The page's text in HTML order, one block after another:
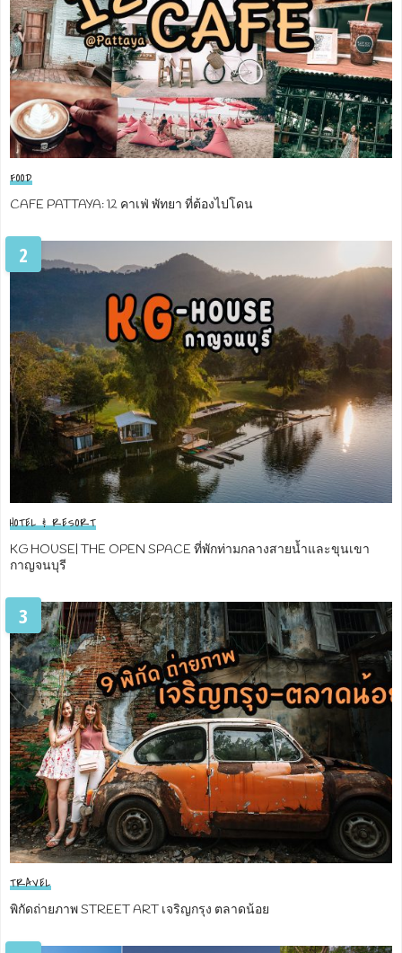
FOOD
CAFE PATTAYA: 12 คาเฟ่ พัทยา ที่ต้องไปโดน
2
HOTEL & RESORT
KG HOUSE| THE OPEN SPACE ที่พักท่ามกลางสายน้ำและขุนเขา
กาญจนบุรี
3
TRAVEL
พิกัดถ่ายภาพ STREET ART เจริญกรุง ตลาดน้อย